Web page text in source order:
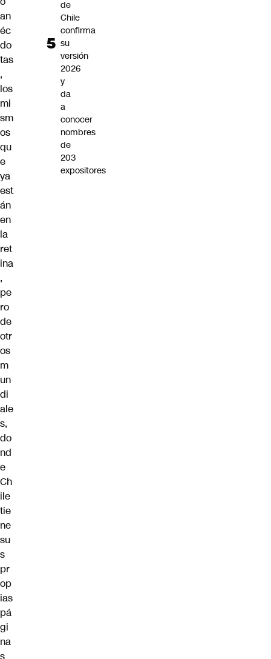
an
éc
do
tas
,
los
mi
sm
os
qu
e
ya
est
án
en
la
ret
ina
,
pe
ro
de
otr
os
m
un
di
ale
s,
do
nd
e
Ch
ile
tie
ne
su
s
pr
op
ias
pá
gi
na
s
de
Chile
confirma
su
versión
2026
y
da
a
conocer
nombres
de
203
expositores